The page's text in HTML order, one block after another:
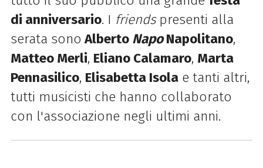
di anniversario. I friends presenti alla
serata sono Alberto NapoNapolitano,
Matteo Merli, Eliano Calamaro, Marta
Pennasilico, Elisabetta Isolae tanti altri,
tutti musicisti che hanno collaborato
con l'associazione negli ultimi anni.